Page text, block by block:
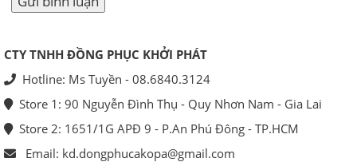
CTY TNHH ĐỒNG PHỤC KHỞI PHÁT
Hotline: Ms Tuyền - 08.6840.3124
Store 1: 90 Nguyễn Đình Thụ - Quy Nhơn Nam - Gia Lai
Store 2: 1651/1G APĐ 9 - P.An Phú Đông - TP.HCM
Email: kd.dongphucakopa@gmail.com